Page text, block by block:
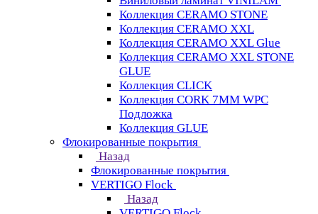
Коллекция CERAMO STONE
Коллекция CERAMO XXL
Коллекция CERAMO XXL Glue
Коллекция CERAMO XXL STONE
GLUE
Коллекция CLICK
Коллекция CORK 7MM WPC
Подложка
Коллекция GLUE
Флокированные покрытия
Назад
Флокированные покрытия
VERTIGO Flock
Назад